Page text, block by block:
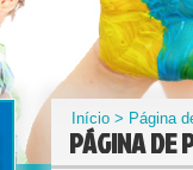
Início > Página
PÁGINA DE